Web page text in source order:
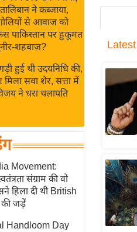
ने कब्जाया,
से आवाज को
पाकिस्तान पर हुकूमत
शहबाज?
हुई थी उदयनिधि की,
मिला सवा शेर, सत्ता में
ने धरा थलापति
Movement:
संग्राम की वो
हिला दी थी British
की जड़ें
Handloom Day
Latest